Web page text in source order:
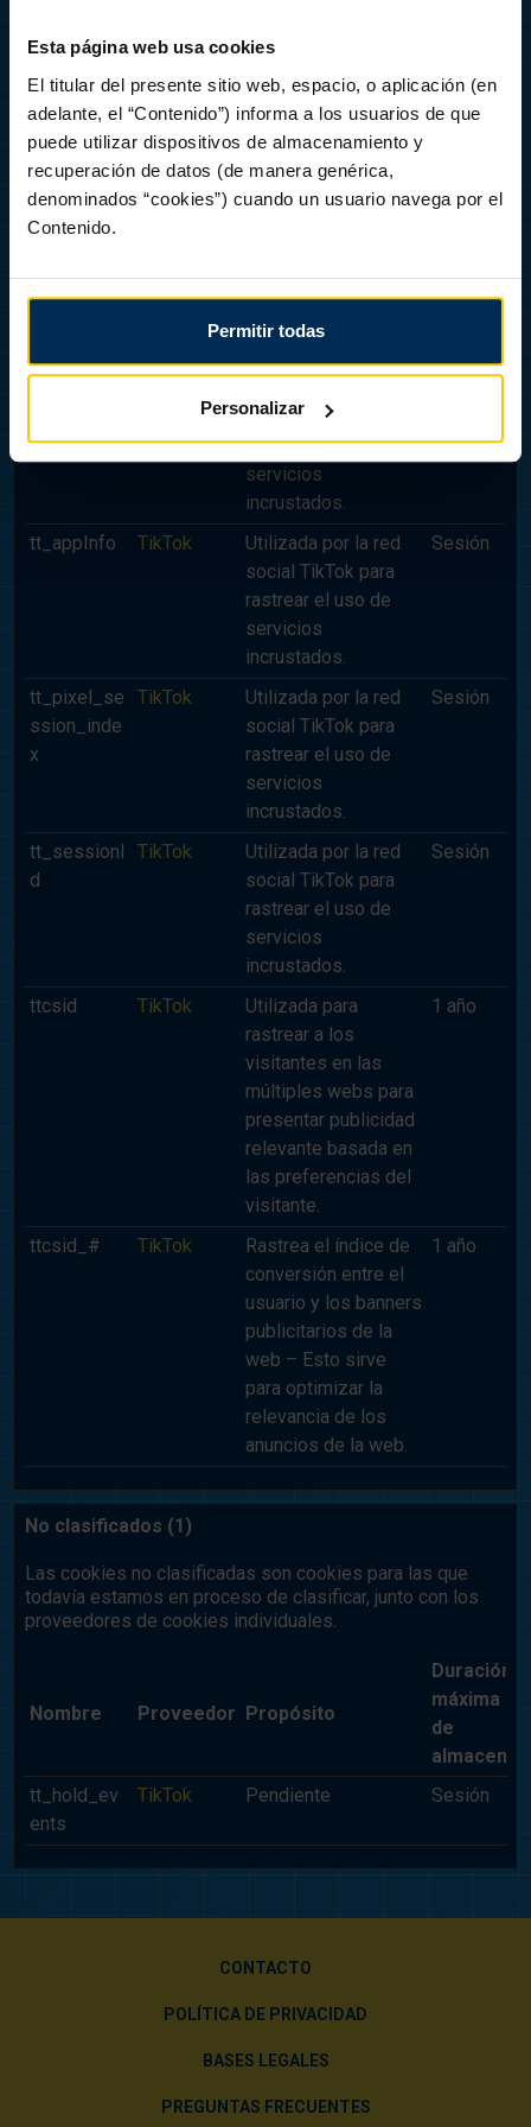
Esta página web usa cookies
El titular del presente sitio web, espacio, o aplicación (en
adelante, el “Contenido”) informa a los usuarios de que
puede utilizar dispositivos de almacenamiento y
recuperación de datos (de manera genérica,
denominados “cookies”) cuando un usuario navega por el
Contenido.
Permitir todas
Personalizar
Las cookies de marketing se utilizan para rastrear a los
visitantes en las páginas web. La intención es mostrar
anuncios relevantes y atractivos para el usuario individual,
y por lo tanto, más valiosos para los editores y terceros
Nombre Proveedor Propósito
máxima
social TikTok para
rastrear el uso de
servicios
incrustados.
tt_appInfo TikTok
Utilizada por la red
social TikTok para
rastrear el uso de
servicios
incrustados.
Sesión
tt_pixel_se
ssion_inde
x
TikTok
Utilizada por la red
social TikTok para
rastrear el uso de
servicios
incrustados.
Sesión
tt_sessionI
d
TikTok
Utilizada por la red
social TikTok para
rastrear el uso de
servicios
incrustados.
Sesión
ttcsid TikTok
Utilizada para
rastrear a los
visitantes en las
múltiples webs para
presentar publicidad
relevante basada en
las preferencias del
visitante.
1 año
ttcsid_# TikTok
Rastrea el índice de
conversión entre el
usuario y los banners
publicitarios de la
web – Esto sirve
para optimizar la
relevancia de los
anuncios de la web.
1 año
No clasificados (1)
Las cookies no clasificadas son cookies para las que
todavía estamos en proceso de clasificar, junto con los
proveedores de cookies individuales.
Nombre Proveedor Propósito
Duración
máxima
de
tt_hold_ev
ents
TikTok Pendiente Sesión
CONTACTO
POLÍTICA DE PRIVACIDAD
BASES LEGALES
PREGUNTAS FRECUENTES